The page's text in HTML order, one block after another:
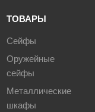
ТОВАРЫ
Сейфы
Оружейные
сейфы
Металлические
шкафы